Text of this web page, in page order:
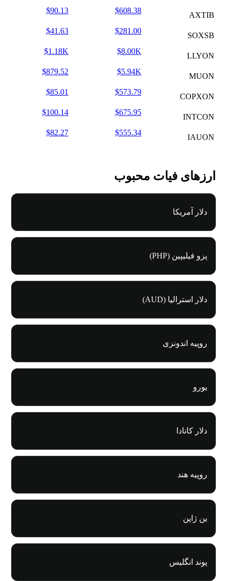
AXTIB
$608.38
$90.13
SOXSB
$281.00
$41.63
LLYON
$8.00K
$1.18K
MUON
$5.94K
$879.52
COPXON
$573.79
$85.01
INTCON
$675.95
$100.14
IAUON
$555.34
$82.27
ارزهای فیات محبوب
دلار آمریکا
پزو فیلیپین (PHP)
دلار استرالیا (AUD)
روپیه اندونزی
یورو
دلار کانادا
روپیه هند
ین ژاپن
پوند انگلیس